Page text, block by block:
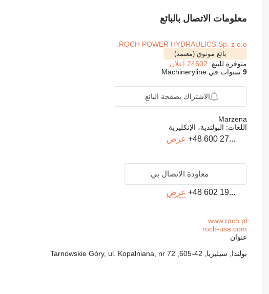
معلومات الاتصال بالبائع
ROCH POWER HYDRAULICS Sp. z o.o.
بائع موثوق (معتمد)
متوفرة للبيع: 24602 إعلان
9سنوات في Machineryline
الاشتراك بصفحة البائع
Marzena
اللغات: البولندية، الإنكليزية
+48 600 27... عرض
معاودة الاتصال بي
+48 602 19... عرض
www.roch.pl
roch-usa.com
عنوان
بولندا, سيليزيا, 42-605, Tarnowskie Góry, ul. Kopalniana, nr 72